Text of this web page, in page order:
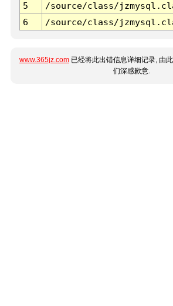
5
/source/class/
6
/source/class/
www.365jz.com 已经将此出错信息详细记录, 由
们深感歉意.